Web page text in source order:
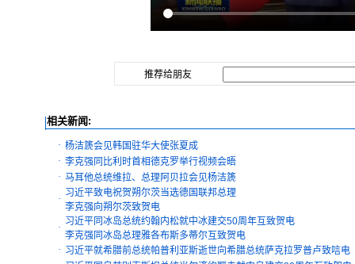
推荐给朋友
相关新闻:
· 杨洁篪会见韩国驻华大使张夏成
· 李克强同比利时首相德克罗举行视频会晤
· 马耳他总统维拉、总理阿贝拉会见杨洁篪
·
习近平致电祝贺朔尔茨当选德国联邦总理
李克强向朔尔茨致贺电
·
习近平同冰岛总统约翰内松就中冰建交50周年互致贺电
李克强同冰岛总理雅各布斯多蒂尔互致贺电
· 习近平就希腊前总统帕普利亚斯逝世向希腊总统萨克拉罗普卢致唁电